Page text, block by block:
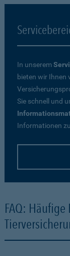
In unserem
bieten wir Ihnen
Sie schnell und
Informationen
FAQ: Häufige